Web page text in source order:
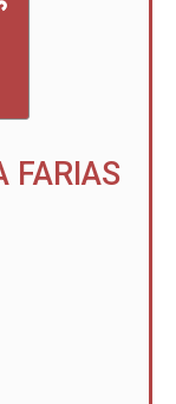
FARIAS